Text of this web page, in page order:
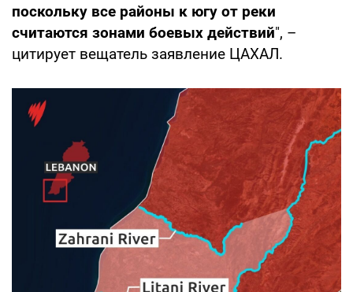
поскольку все районы к югу от реки
считаются зонами боевых действий", –
цитирует вещатель заявление ЦАХАЛ.